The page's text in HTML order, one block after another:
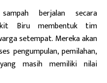
berjalan secara
Biru membentuk tim
setempat. Mereka akan
pengumpulan, pemilahan,
masih memiliki nilai